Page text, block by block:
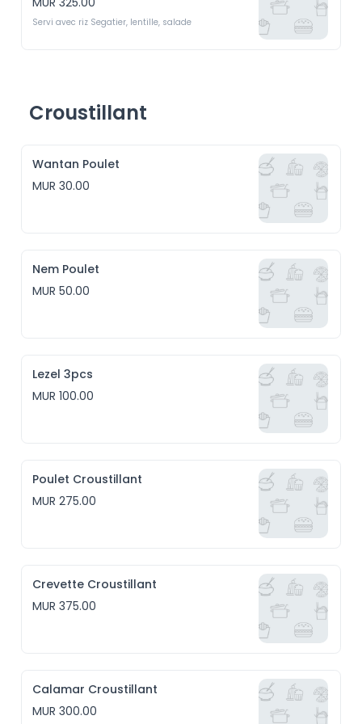
Servi avec riz Segatier, lentille, salade
Croustillant
Wantan Poulet
MUR 30.00
Nem Poulet
MUR 50.00
Lezel 3pcs
MUR 100.00
Poulet Croustillant
MUR 275.00
Crevette Croustillant
MUR 375.00
Calamar Croustillant
MUR 300.00